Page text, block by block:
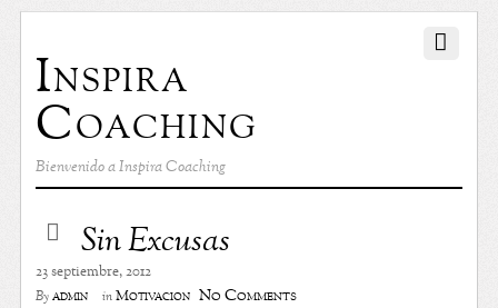
Inspira
Coaching
Bienvenido a Inspira Coaching
Sin Excusas
23 septiembre, 2012
Byadmin inMotivación No Comments